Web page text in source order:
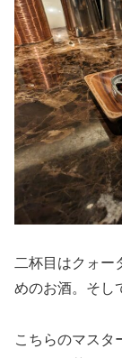
二杯目はクォー
めのお酒。そし
こちらのマスタ